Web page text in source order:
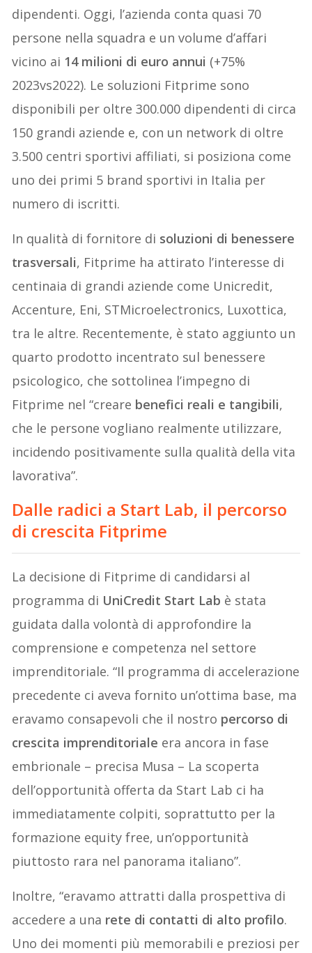
dipendenti. Oggi, l’azienda conta quasi 70
persone nella squadra e un volume d’affari
vicino ai 14 milioni di euro annui (+75%
2023vs2022). Le soluzioni Fitprime sono
disponibili per oltre 300.000 dipendenti di circa
150 grandi aziende e, con un network di oltre
3.500 centri sportivi affiliati, si posiziona come
uno dei primi 5 brand sportivi in Italia per
numero di iscritti.
In qualità di fornitore di soluzioni di benessere
trasversali, Fitprime ha attirato l’interesse di
centinaia di grandi aziende come Unicredit,
Accenture, Eni, STMicroelectronics, Luxottica,
tra le altre. Recentemente, è stato aggiunto un
quarto prodotto incentrato sul benessere
psicologico, che sottolinea l’impegno di
Fitprime nel “creare benefici reali e tangibili,
che le persone vogliano realmente utilizzare,
incidendo positivamente sulla qualità della vita
lavorativa”.
Dalle radici a Start Lab, il percorso
di crescita Fitprime
La decisione di Fitprime di candidarsi al
programma di UniCredit Start Lab è stata
guidata dalla volontà di approfondire la
comprensione e competenza nel settore
imprenditoriale. “Il programma di accelerazione
precedente ci aveva fornito un’ottima base, ma
eravamo consapevoli che il nostro percorso di
crescita imprenditoriale era ancora in fase
embrionale – precisa Musa – La scoperta
dell’opportunità offerta da Start Lab ci ha
immediatamente colpiti, soprattutto per la
formazione equity free, un’opportunità
piuttosto rara nel panorama italiano”.
Inoltre, “eravamo attratti dalla prospettiva di
accedere a una rete di contatti di alto profilo.
Uno dei momenti più memorabili e preziosi per